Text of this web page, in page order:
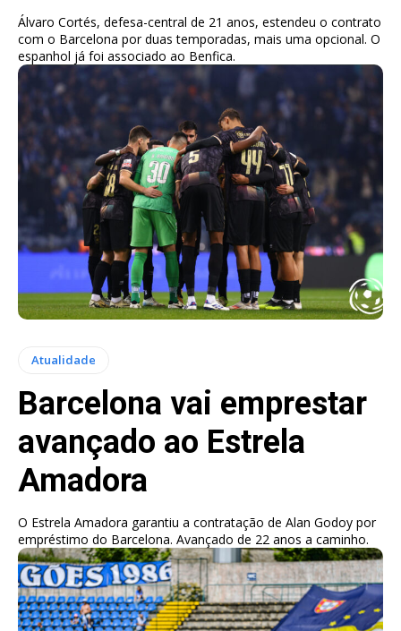
Álvaro Cortés, defesa-central de 21 anos, estendeu o contrato
com o Barcelona por duas temporadas, mais uma opcional. O
espanhol já foi associado ao Benfica.
Atualidade
Barcelona vai emprestar
avançado ao Estrela
Amadora
O Estrela Amadora garantiu a contratação de Alan Godoy por
empréstimo do Barcelona. Avançado de 22 anos a caminho.